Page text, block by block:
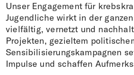
Über uns
Tätigkeitsbereiche
Survivorship
Unser Engagement für
Jugendliche wirkt in der
vielfältig, vernetzt und
Projekten, gezieltem
Sensibilisierungskampagnen
Impulse und schaffen